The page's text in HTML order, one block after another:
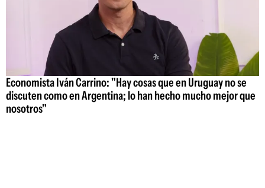
Economista Iván Carrino: "Hay cosas que en Uruguay no se
discuten como en Argentina; lo han hecho mucho mejor que
nosotros"